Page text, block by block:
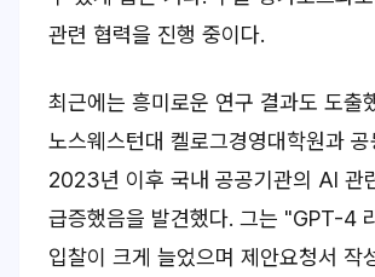
관련 협력을 진행 중이다.
최근에는 흥미로운 연구 결과도 도출
노스웨스턴대 켈로그경영대학원과 공
2023년 이후 국내 공공기관의 AI 관
급증했음을 발견했다. 그는 "GPT-4
입찰이 크게 늘었으며 제안요청서 작